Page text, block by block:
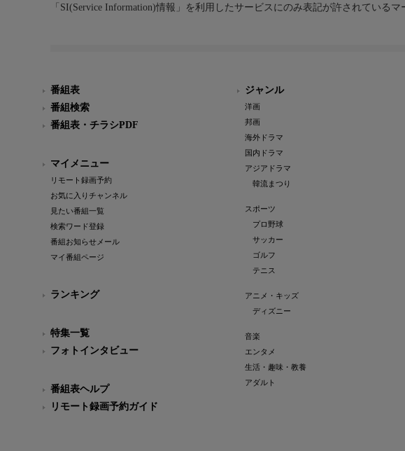
「SI(Service Information)情報」を利用したサービスにのみ表記が許されているマ
番組表
番組検索
番組表・チラシPDF
マイメニュー
リモート録画予約
お気に入りチャンネル
見たい番組一覧
検索ワード登録
番組お知らせメール
マイ番組ページ
ランキング
特集一覧
フォトインタビュー
番組表ヘルプ
リモート録画予約ガイド
ジャンル
洋画
邦画
海外ドラマ
国内ドラマ
アジアドラマ
韓流まつり
スポーツ
プロ野球
サッカー
ゴルフ
テニス
アニメ・キッズ
ディズニー
音楽
エンタメ
生活・趣味・教養
アダルト